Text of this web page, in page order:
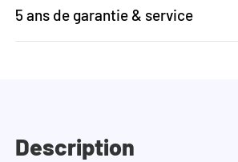
5 ans de garantie & service
Description